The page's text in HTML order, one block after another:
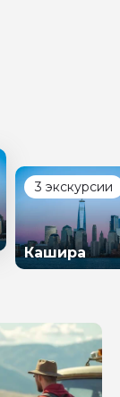
3 экскурсии
Кашира